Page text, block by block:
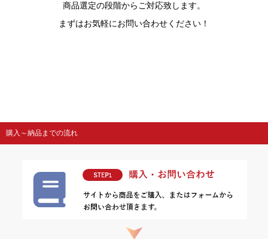
商品選定の段階からご対応致します。
まずはお気軽にお問い合わせください！
購入～納品までの流れ